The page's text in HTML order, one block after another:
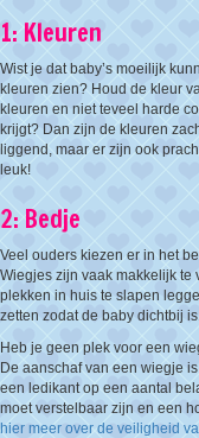
1: Kleuren
Wist je dat baby’s moeilijk
kleuren zien? Houd de kleur
kleuren en niet teveel harde
krijgt? Dan zijn de kleuren
liggend, maar er zijn ook
leuk!
2: Bedje
Veel ouders kiezen er in het
Wiegjes zijn vaak makkelijk
plekken in huis te slapen
zetten zodat de baby dichtbij
Heb je geen plek voor een
De aanschaf van een wiegje
een ledikant op een aantal
moet verstelbaar zijn en een
hier meer over de veiligheid